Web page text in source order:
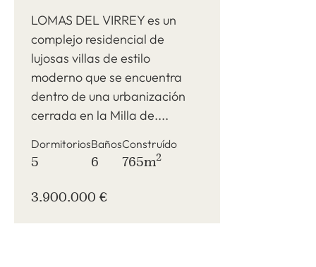
LOMAS DEL VIRREY es un
complejo residencial de
lujosas villas de estilo
moderno que se encuentra
dentro de una urbanización
cerrada en la Milla de....
Dormitorios
5
Baños
6
Construído
765m2
3.900.000 €